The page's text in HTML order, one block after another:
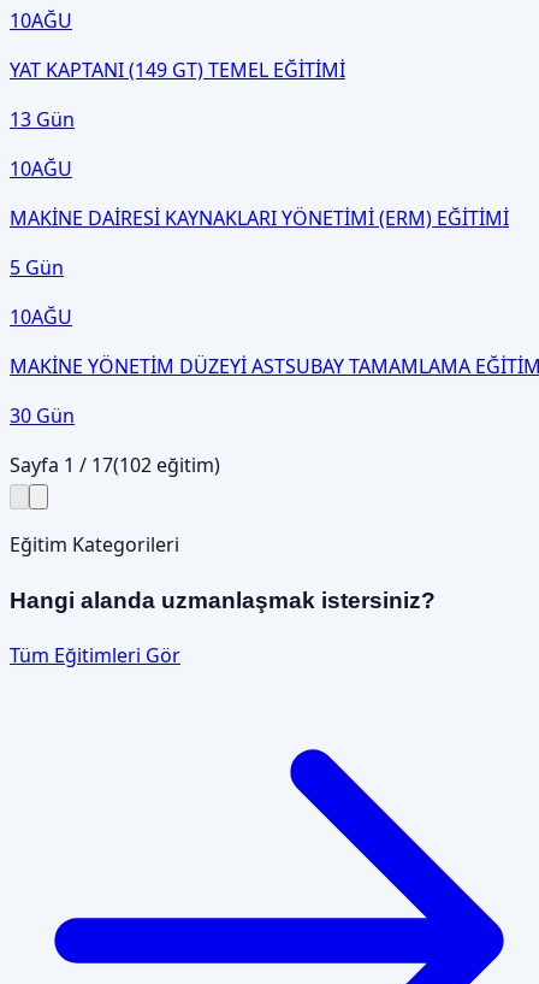
10AĞU
YAT KAPTANI (149 GT) TEMEL EĞİTİMİ
13 Gün
10AĞU
MAKİNE DAİRESİ KAYNAKLARI YÖNETİMİ (ERM) EĞİTİMİ
5 Gün
10AĞU
MAKİNE YÖNETİM DÜZEYİ ASTSUBAY TAMAMLAMA
30 Gün
Sayfa 1 / 17(102eğitim)
Eğitim Kategorileri
Hangi alanda uzmanlaşmak istersiniz?
Tüm Eğitimleri Gör